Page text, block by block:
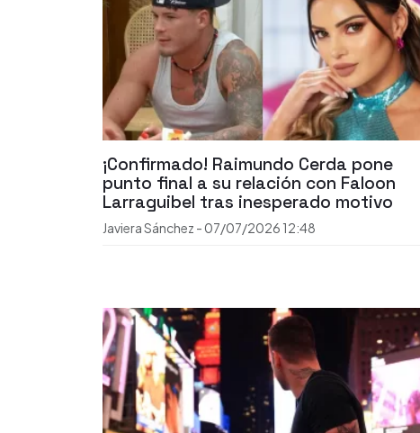
¡Confirmado! Raimundo Cerda pone
punto final a su relación con Faloon
Larraguibel tras inesperado motivo
Javiera Sánchez - 07/07/2026 12:48